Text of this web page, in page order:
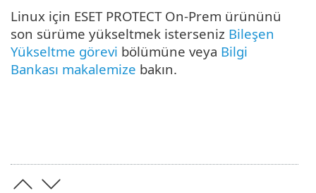
Linux için ESET PROTECT On-Prem ürününü
son sürüme yükseltmek isterseniz Bileşen
Yükseltme görevi bölümüne veya Bilgi
Bankası makalemize bakın.